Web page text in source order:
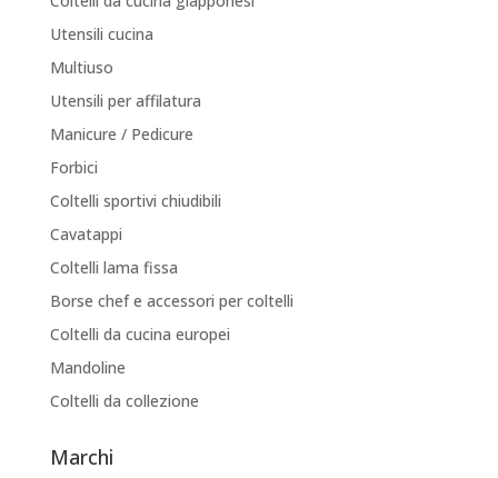
Utensili cucina
Multiuso
Utensili per affilatura
Manicure / Pedicure
Forbici
Coltelli sportivi chiudibili
Cavatappi
Coltelli lama fissa
Borse chef e accessori per coltelli
Coltelli da cucina europei
Mandoline
Coltelli da collezione
Marchi